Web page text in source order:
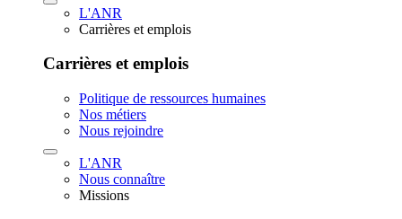
L'ANR
Carrières et emplois
Carrières et emplois
Politique de ressources humaines
Nos métiers
Nous rejoindre
L'ANR
Nous connaître
Missions